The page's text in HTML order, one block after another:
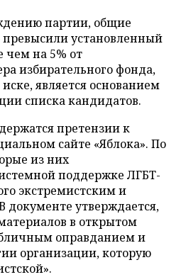
партии, общие
установленный
чем на 5% от
избирательного фонда,
является основанием
списка кандидатов.
претензии к
сайте «Яблока». По
из них
поддержке ЛГБТ-
экстремистским и
утверждается,
в открытом
оправданием и
организации, которую